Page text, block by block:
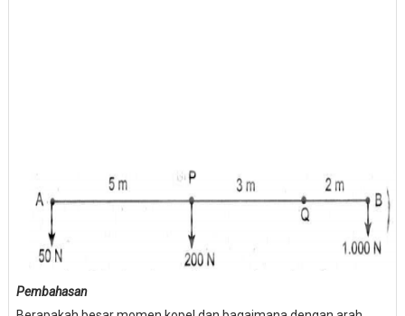
Pembahasan